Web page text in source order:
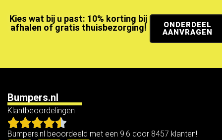
Kies wat bij u past: 10% korting bij
afhalen of gratis thuisbezorging!
ONDERDEEL
AANVRAGEN
Bumpers.nl
Klantbeoordelingen
Bumpers.nl beoordeeld met een 9.6 door 8457 klanten!